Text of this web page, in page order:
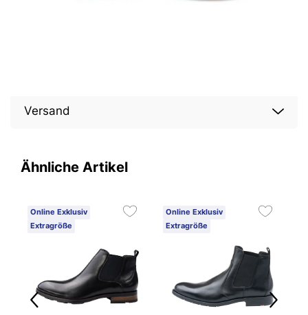
Versand
Ähnliche Artikel
Online Exklusiv
Extragröße
Online Exklusiv
Extragröße